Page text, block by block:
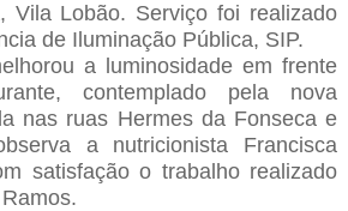
Vila Lobão. Serviço foi realizado
de Iluminação Pública, SIP.
a luminosidade em frente
contemplado pela nova
nas ruas Hermes da Fonseca e
a nutricionista Francisca
satisfação o trabalho realizado